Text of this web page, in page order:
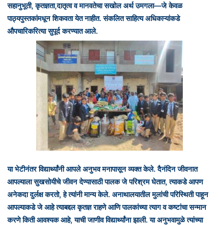
सहानुभूती, कृतज्ञता,दातृत्व व मानवतेचा सखोल अर्थ उमगला—जे केवळ
पाठ्यपुस्तकांमधून शिकवता येत नाहीत. संकलित साहित्य अधिकाऱ्यांकडे
औपचारिकरित्या सुपूर्द करण्यात आले.
या भेटीनंतर विद्यार्थ्यांनी आपले अनुभव मनापासून व्यक्त केले. दैनंदिन जीवनात
आपल्याला सुखसोयीचे जीवन देण्यासाठी पालक जे परिश्रम घेतात, त्याकडे आपण
अनेकदा दुर्लक्ष करतो, हे त्यांनी मान्य केले. अनाथालयातील मुलांची परिस्थिती पाहून
आपल्याकडे जे आहे त्याबद्दल कृतज्ञ राहणे आणि पालकांच्या त्याग व कष्टांचा सन्मान
करणे किती आवश्यक आहे, याची जाणीव विद्यार्थ्यांना झाली. या अनुभवामुळे त्यांच्या